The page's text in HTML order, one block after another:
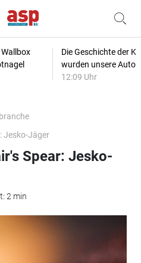
Die Geschichte der
wurden unsere
12:09 Uhr
Jesko-Jäger
Spear: Jesko-
2 min